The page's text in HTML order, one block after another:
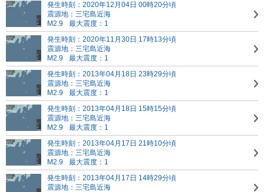
発生時刻：2020年12月04日 00時20分頃
震源地：三宅島近海
M2.9
最大震度：1
発生時刻：2020年11月30日 17時13分頃
震源地：三宅島近海
M2.9
最大震度：1
発生時刻：2013年04月18日 23時29分頃
震源地：三宅島近海
M2.9
最大震度：1
発生時刻：2013年04月18日 15時15分頃
震源地：三宅島近海
M2.9
最大震度：1
発生時刻：2013年04月17日 21時10分頃
震源地：三宅島近海
M2.9
最大震度：1
発生時刻：2013年04月17日 14時29分頃
震源地：三宅島近海